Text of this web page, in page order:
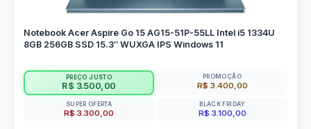
Notebook Acer Aspire Go 15 AG15-51P-55LL Intel i5 1334U
8GB 256GB SSD 15.3″ WUXGA IPS Windows 11
PREÇO JUSTO
R$ 3.500,00
PROMOÇÃO
R$ 3.400,00
SUPER OFERTA
R$ 3.300,00
BLACK FRIDAY
R$ 3.100,00